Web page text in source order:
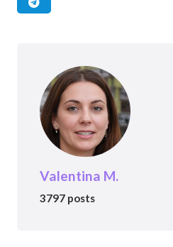
Valentina M.
3797 posts